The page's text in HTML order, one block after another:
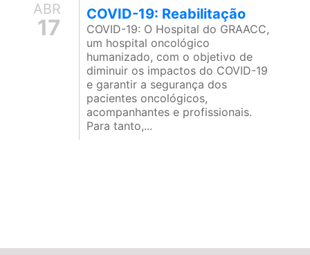
ABR
17
COVID-19: Reabilitação
COVID-19: O Hospital do GRAACC,
um hospital oncológico
humanizado, com o objetivo de
diminuir os impactos do COVID-19
e garantir a segurança dos
pacientes oncológicos,
acompanhantes e profissionais.
Para tanto,...